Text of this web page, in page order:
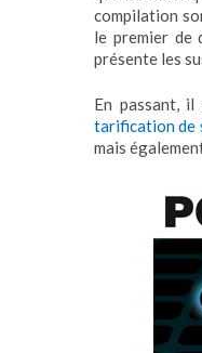
compilation
le premier de
présente les
En passant,
tarification de
mais